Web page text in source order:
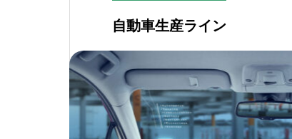
自動車生産ライン